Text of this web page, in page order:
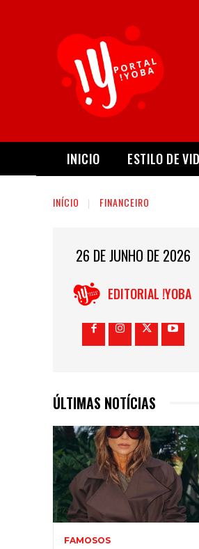
INICIO ESTILO DE
INÍCIO FINANCEIRO
26 DE JUNHO DE 2026
EDITORIAL !YOBA
ÚLTIMAS NOTÍCIAS
FAMOSOS